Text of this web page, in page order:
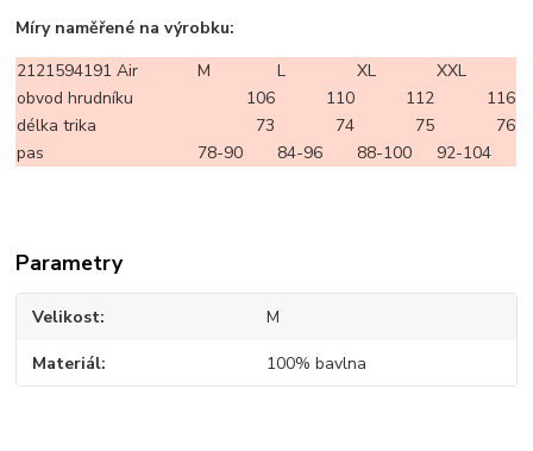
Míry naměřené na výrobku:
2121594191 Air
M L XL
XXL
obvod hrudníku
106 110 112
116
délka trika
73 74 75
76
pas
78-90 84-96 88-100 92-104
Parametry
Velikost M
Materiál 100% bavlna